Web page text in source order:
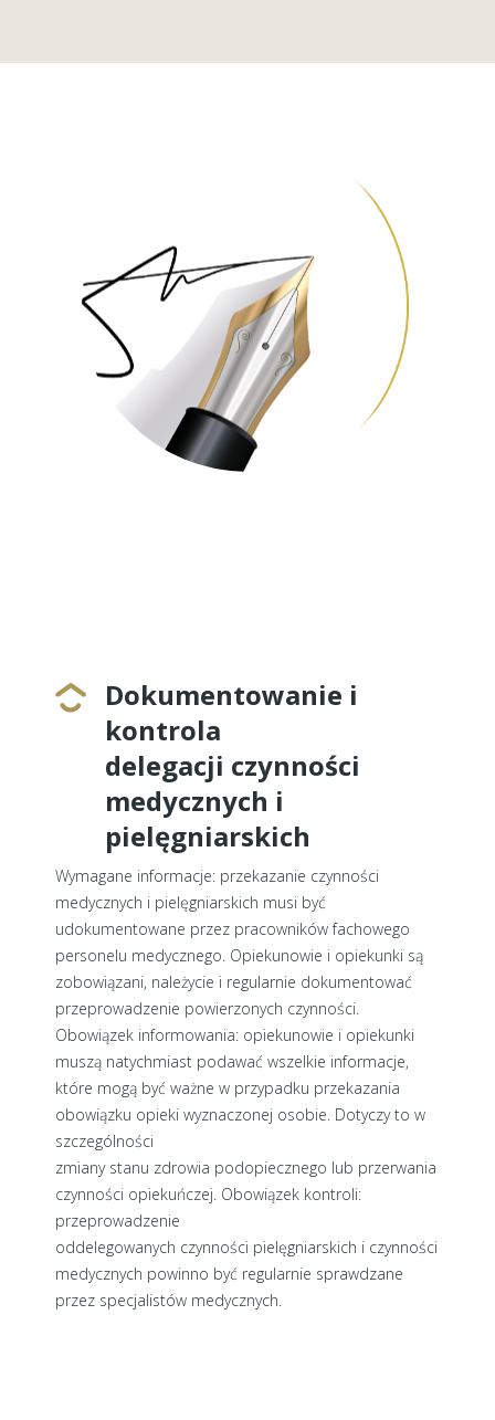
Dokumentowanie i
kontrola
delegacji czynności
medycznych i
pielęgniarskich
Wymagane informacje: przekazanie czynności
medycznych i pielęgniarskich musi być
udokumentowane przez pracowników fachowego
personelu medycznego. Opiekunowie i opiekunki są
zobowiązani, należycie i regularnie dokumentować
przeprowadzenie powierzonych czynności.
Obowiązek informowania: opiekunowie i opiekunki
muszą natychmiast podawać wszelkie informacje,
które mogą być ważne w przypadku przekazania
obowiązku opieki wyznaczonej osobie. Dotyczy to w
szczególności
zmiany stanu zdrowia podopiecznego lub przerwania
czynności opiekuńczej. Obowiązek kontroli:
przeprowadzenie
oddelegowanych czynności pielęgniarskich i czynności
medycznych powinno być regularnie sprawdzane
przez specjalistów medycznych.